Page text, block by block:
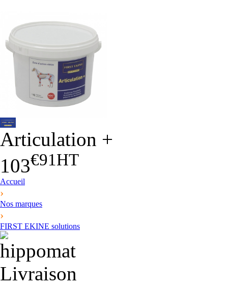
Articulation +
103€91HT
Accueil
›
Nos marques
›
FIRST EKINE solutions